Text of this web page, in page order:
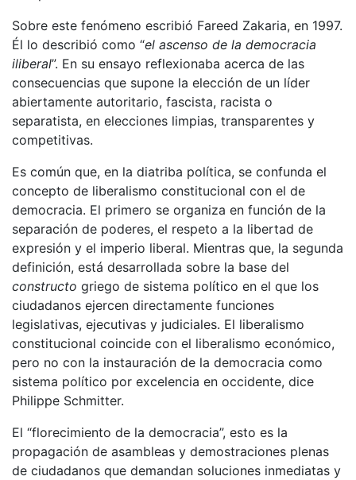
Sobre este fenómeno escribió Fareed Zakaria, en 1997.
Él lo describió como “el ascenso de la democracia
iliberal”. En su ensayo reflexionaba acerca de las
consecuencias que supone la elección de un líder
abiertamente autoritario, fascista, racista o
separatista, en elecciones limpias, transparentes y
competitivas.
Es común que, en la diatriba política, se confunda el
concepto de liberalismo constitucional con el de
democracia. El primero se organiza en función de la
separación de poderes, el respeto a la libertad de
expresión y el imperio liberal. Mientras que, la segunda
definición, está desarrollada sobre la base del
constructo griego de sistema político en el que los
ciudadanos ejercen directamente funciones
legislativas, ejecutivas y judiciales. El liberalismo
constitucional coincide con el liberalismo económico,
pero no con la instauración de la democracia como
sistema político por excelencia en occidente, dice
Philippe Schmitter.
El “florecimiento de la democracia”, esto es la
propagación de asambleas y demostraciones plenas
de ciudadanos que demandan soluciones inmediatas y